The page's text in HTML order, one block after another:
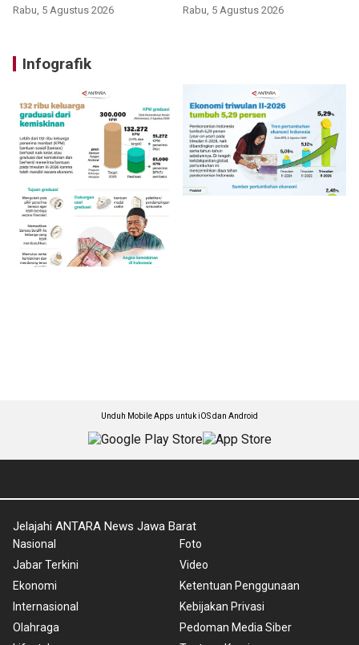
Rabu, 5 Agustus 2026 Rabu, 5 Agustus 2026
Infografik
Unduh Mobile Apps untuk iOS dan Android
Jelajahi ANTARA News Jawa Barat
Nasional
Jabar Terkini
Ekonomi
Internasional
Olahraga
Foto
Video
Ketentuan Penggunaan
Kebijakan Privasi
Pedoman Media Siber